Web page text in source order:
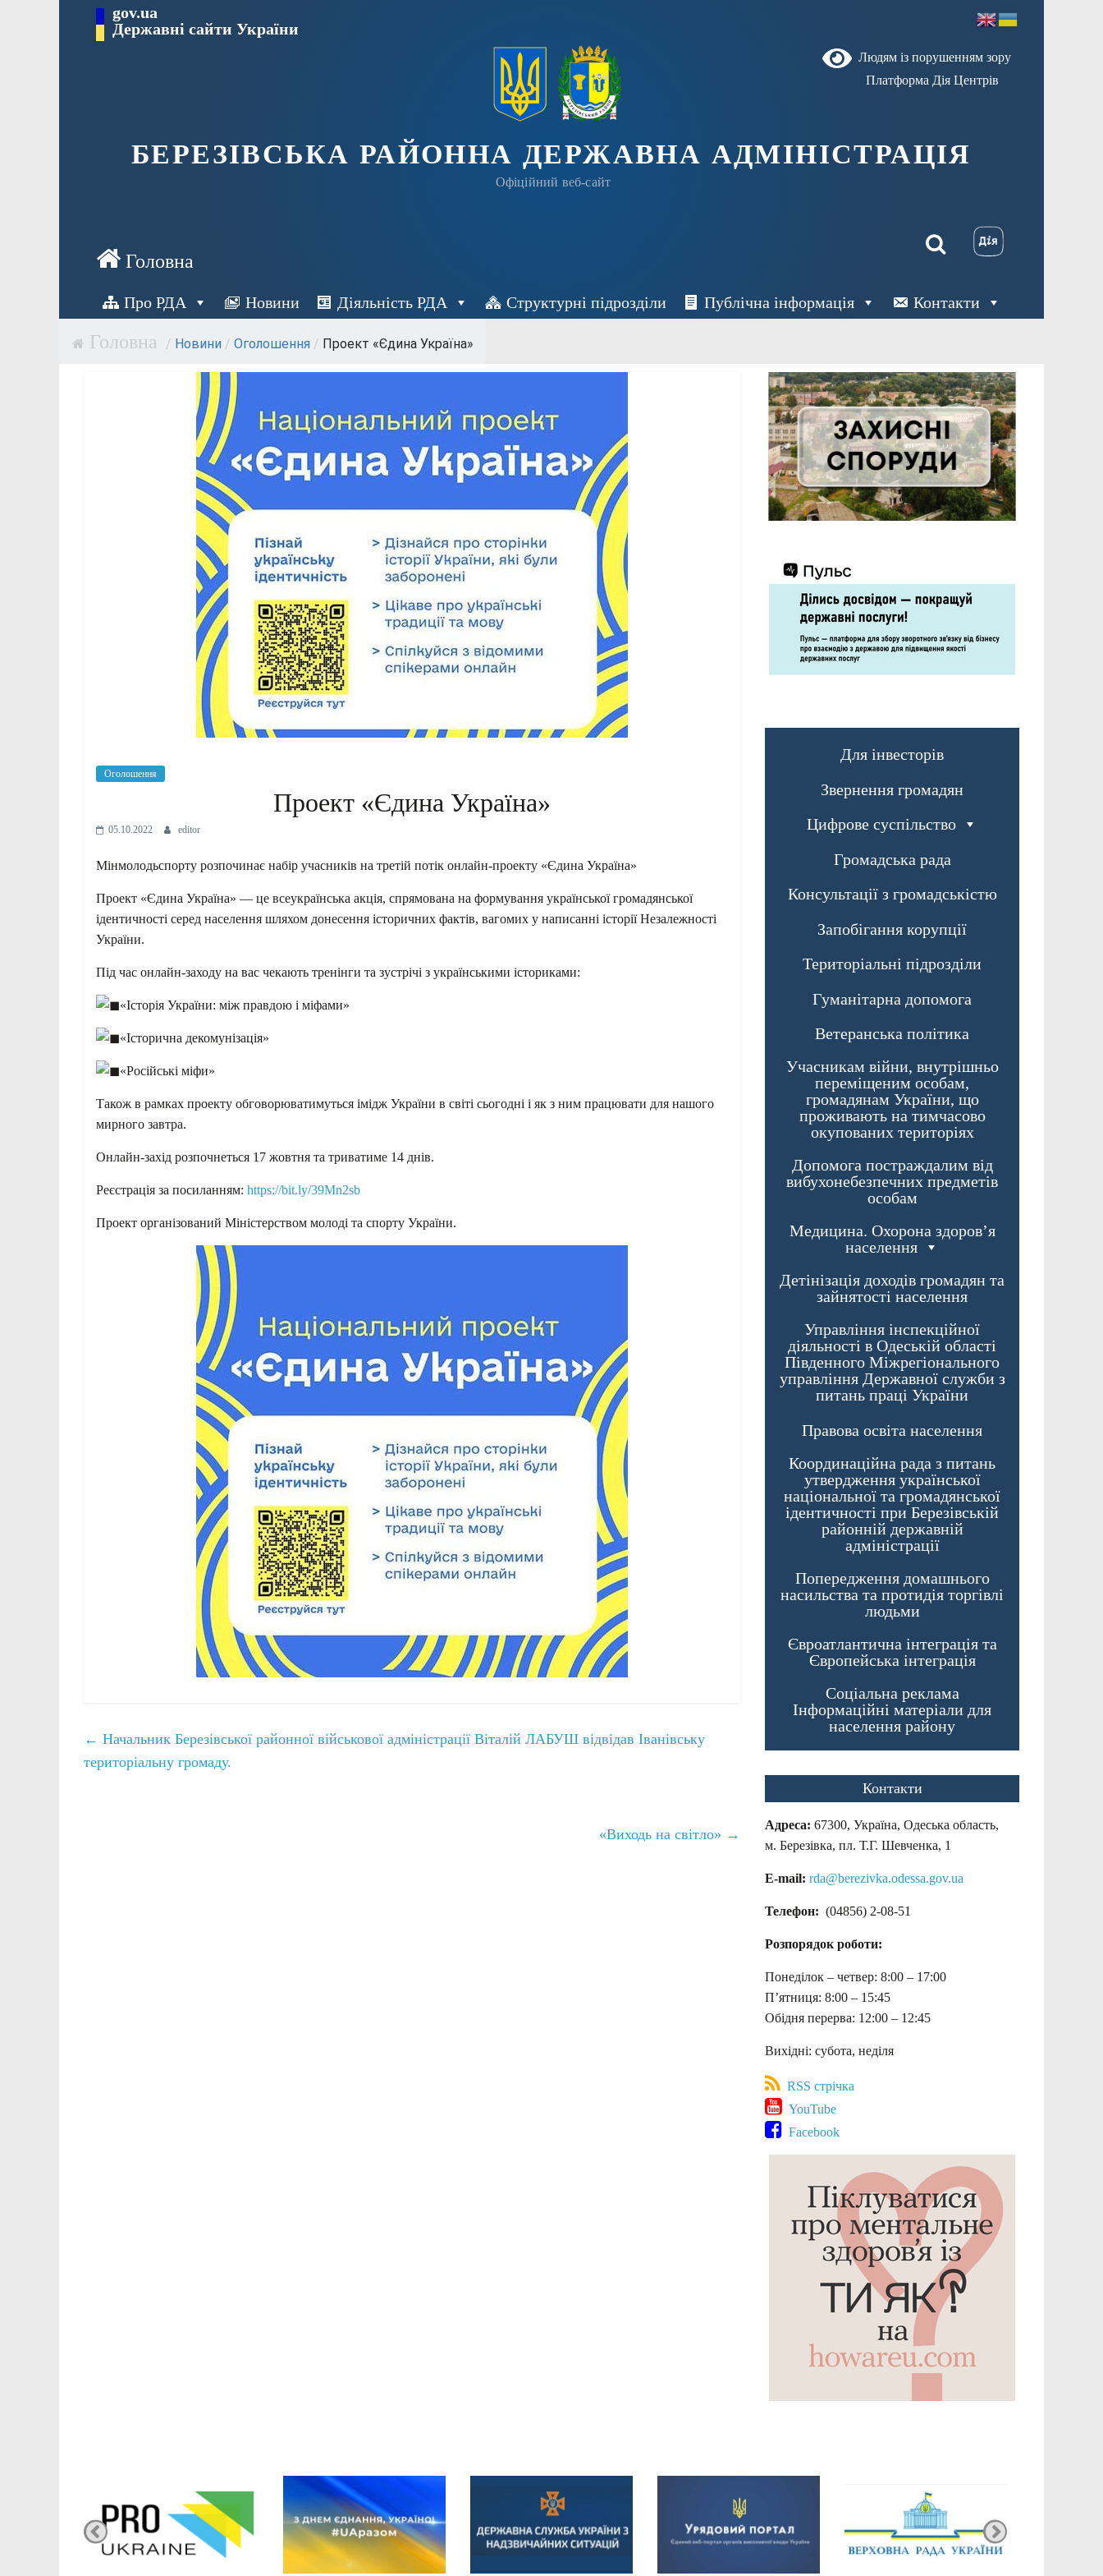
Перейти gov.ua
Державні сайти України
Людям із порушенням зору
Платформа Дія Центрів
БЕРЕЗІВСЬКА РАЙОННА ДЕРЖАВНА АДМІНІСТРАЦІЯ
Офіційний веб-сайт
Про РДА Новини Діяльність РДА Структурні підрозділи Публічна інформація Контакти
/ Новини / Оголошення / Проект «Єдина Україна»
Оголошення
Проект «Єдина Україна»
05.10.2022 editor
Мінмолодьспорту розпочинає набір учасників на третій потік онлайн-проекту «Єдина Україна»
Проект «Єдина Україна» — це всеукраїнська акція, спрямована на формування української громадянської
ідентичності серед населення шляхом донесення історичних фактів, вагомих у написанні історії Незалежності
України.
Під час онлайн-заходу на вас чекають тренінги та зустрічі з українськими істориками:
«Історія України: між правдою і міфами»
«Історична декомунізація»
«Російські міфи»
Також в рамках проекту обговорюватимуться імідж України в світі сьогодні і як з ним працювати для нашого
мирного завтра.
Онлайн-захід розпочнеться 17 жовтня та триватиме 14 днів.
Реєстрація за посиланням: https://bit.ly/39Mn2sb
Проект організований Міністерством молоді та спорту України.
← Начальник Березівської районної військової адміністрації Віталій ЛАБУШ відвідав Іванівську
територіальну громаду.
«Виходь на світло» →
Для інвесторів
Звернення громадян
Цифрове суспільство
Громадська рада
Консультації з громадськістю
Запобігання корупції
Територіальні підрозділи
Гуманітарна допомога
Ветеранська політика
Учасникам війни, внутрішньо
переміщеним особам,
громадянам України, що
проживають на тимчасово
окупованих територіях
Допомога постраждалим від
вибухонебезпечних предметів
особам
Медицина. Охорона здоров’я
населення
Детінізація доходів громадян та
зайнятості населення
Управління інспекційної
діяльності в Одеській області
Південного Міжрегіонального
управління Державної служби з
питань праці України
Правова освіта населення
Координаційна рада з питань
утвердження української
національної та громадянської
ідентичності при Березівській
районній державній
адміністрації
Попередження домашнього
насильства та протидія торгівлі
людьми
Євроатлантична інтеграція та
Європейська інтеграція
Соціальна реклама
Інформаційні матеріали для
населення району
Контакти
Адреса: 67300, Україна, Одеська область,
м. Березівка, пл. Т.Г. Шевченка, 1
E-mail: rda@berezivka.odessa.gov.ua
Телефон: (04856) 2-08-51
Розпорядок роботи:
Понеділок – четвер: 8:00 – 17:00
П’ятниця: 8:00 – 15:45
Обідня перерва: 12:00 – 12:45
Вихідні: субота, неділя
RSS стрічка
YouTube
Facebook